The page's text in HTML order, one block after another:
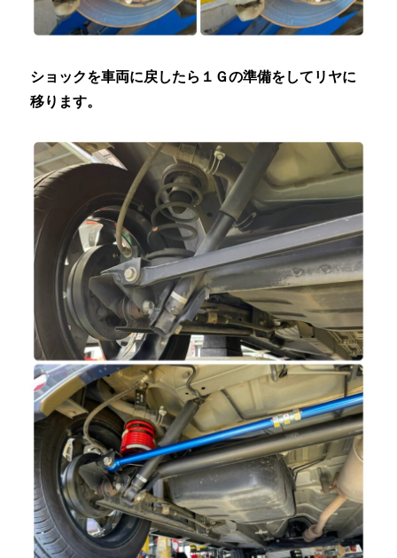
ショックを車両に戻したら１Ｇの準備をしてリヤに
移ります。